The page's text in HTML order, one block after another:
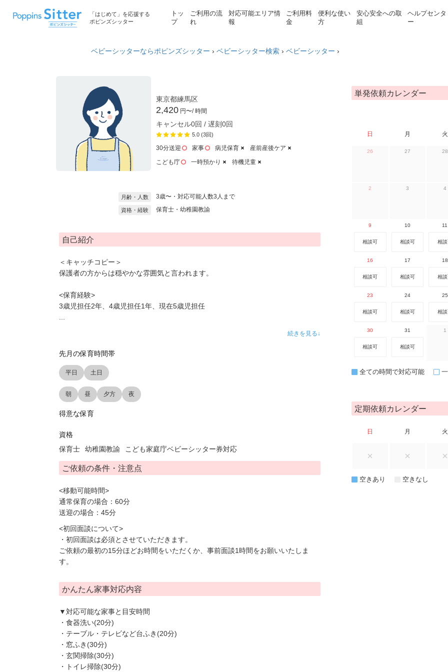
「はじめて」を応援する
ポピンズシッター
トッ
プ
ご利用の流
れ
対応可能エリア情
報
ご利用料
金
便利な使い
方
安心安全への取
組
ヘルプセンタ
ー
ベビーシッターならポピンズシッター › ベビーシッター検索 › ベビーシッター ›
東京都練馬区
2,420 円〜/ 時間
キャンセル0回 / 遅刻0回
5.0 (3回)
30分送迎 家事 病児保育
産前産後ケア
こども庁
一時預かり 待機児童
月齢・人数 3歳〜・対応可能人数3人まで
資格・経験 保育士・幼稚園教諭
自己紹介
＜キャッチコピー＞
保護者の方からは穏やかな雰囲気と言われます。
<保育経験>
3歳児担任2年、4歳児担任1年、現在5歳児担任
続きを見る↓
先月の保育時間帯
平日 土日
朝 昼 夕方 夜
得意な保育
資格
保育士 幼稚園教諭 こども家庭庁ベビーシッター券対応
ご依頼の条件・注意点
<移動可能時間>
通常保育の場合：60分
送迎の場合：45分
<初回面談について>
・初回面談は必須とさせていただきます。
ご依頼の最初の15分ほどお時間をいただくか、事前面談1時間をお願いいたしま
す。
かんたん家事対応内容
▼対応可能な家事と目安時間
・食器洗い(20分)
・テーブル・テレビなど台ふき(20分)
・窓ふき(30分)
・玄関掃除(30分)
・トイレ掃除(30分)
単発依頼カレンダー
日 月 火
26 27 28
2 3 4
9
相談可
10
相談可
11
相
16
相談可
17
相談可
18
相
23
相談可
24
相談可
25
相
30
相談可
31
相談可
1
全ての時間で対応可能
定期依頼カレンダー
日 月 火
空きあり 空きなし